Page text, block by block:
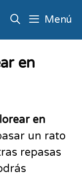
Menú
en
en
un rato
repasas